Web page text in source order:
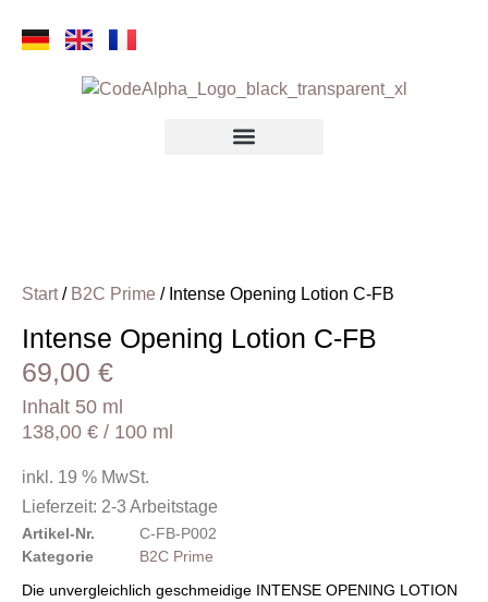
Start/ B2C Prime / Intense Opening Lotion C-FB
Intense Opening Lotion C-FB
69,00 €
Inhalt 50 ml
138,00 € / 100 ml
inkl. 19 % MwSt.
Lieferzeit: 2-3 Arbeitstage
Artikel-Nr.
C-FB-P002
Kategorie
B2C Prime
Die unvergleichlich geschmeidige INTENSE OPENING LOTION